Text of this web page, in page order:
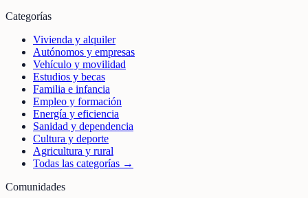
Categorías
Vivienda y alquiler
Autónomos y empresas
Vehículo y movilidad
Estudios y becas
Familia e infancia
Empleo y formación
Energía y eficiencia
Sanidad y dependencia
Cultura y deporte
Agricultura y rural
Todas las categorías →
Comunidades